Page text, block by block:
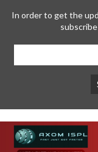
In order to get the